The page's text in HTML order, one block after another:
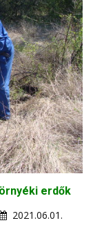
erdők
2021.06.01.